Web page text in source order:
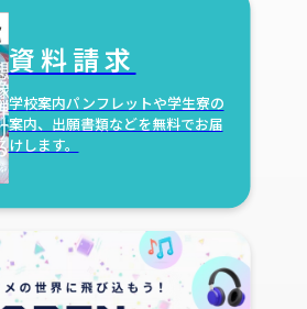
資料請求
学校案内パンフレットや学生寮の
案内、出願書類などを無料でお届
けします。